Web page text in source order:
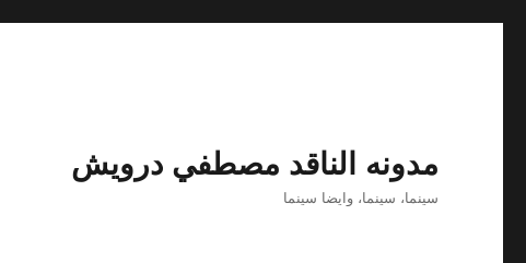
مدونه الناقد مصطفي درويش
سينما، سينما، وايضا سينما